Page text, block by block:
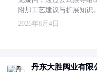
附加工艺建议与扩展知识。
2026年8月4日
丹东大胜阀业有限